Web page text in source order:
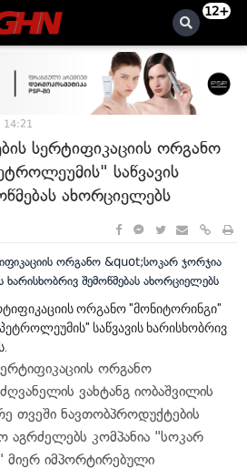
12+
14:21
სერტიფიკაციის ორგანო
საწვავის
ახორციელებს
ორგანო "მონიტორინგი"
საწვავის ხარისხობრივ
ორგანო
ვახტანგ იობაშვილის
თვეში ნავთობპროდუქტების
აგრძელებს კომპანია "სოკარ
მიერ იმპორტირებული